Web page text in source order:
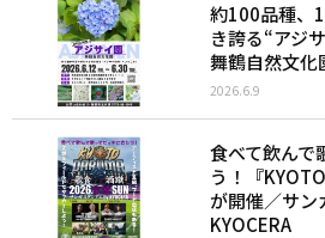
約100品種、
き誇る“アジ
舞鶴自然文化
2026.6.9
食べて飲んで
う！『KYOTO
が開催／サン
KYOCERA